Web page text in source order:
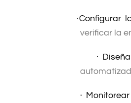
·Configurar
verificar la
·
·